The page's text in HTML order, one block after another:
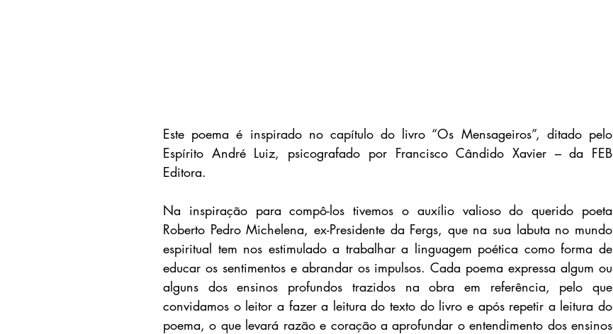
Este poema é inspirado no capítulo do livro “Os Mensageiros”, ditado pelo
Espírito André Luiz, psicografado por Francisco Cândido Xavier – da FEB
Editora.
Na inspiração para compô-los tivemos o auxílio valioso do querido poeta
Roberto Pedro Michelena, ex-Presidente da Fergs, que na sua labuta no mundo
espiritual tem nos estimulado a trabalhar a linguagem poética como forma de
educar os sentimentos e abrandar os impulsos. Cada poema expressa algum ou
alguns dos ensinos profundos trazidos na obra em referência, pelo que
convidamos o leitor a fazer a leitura do texto do livro e após repetir a leitura do
poema, o que levará razão e coração a aprofundar o entendimento dos ensinos